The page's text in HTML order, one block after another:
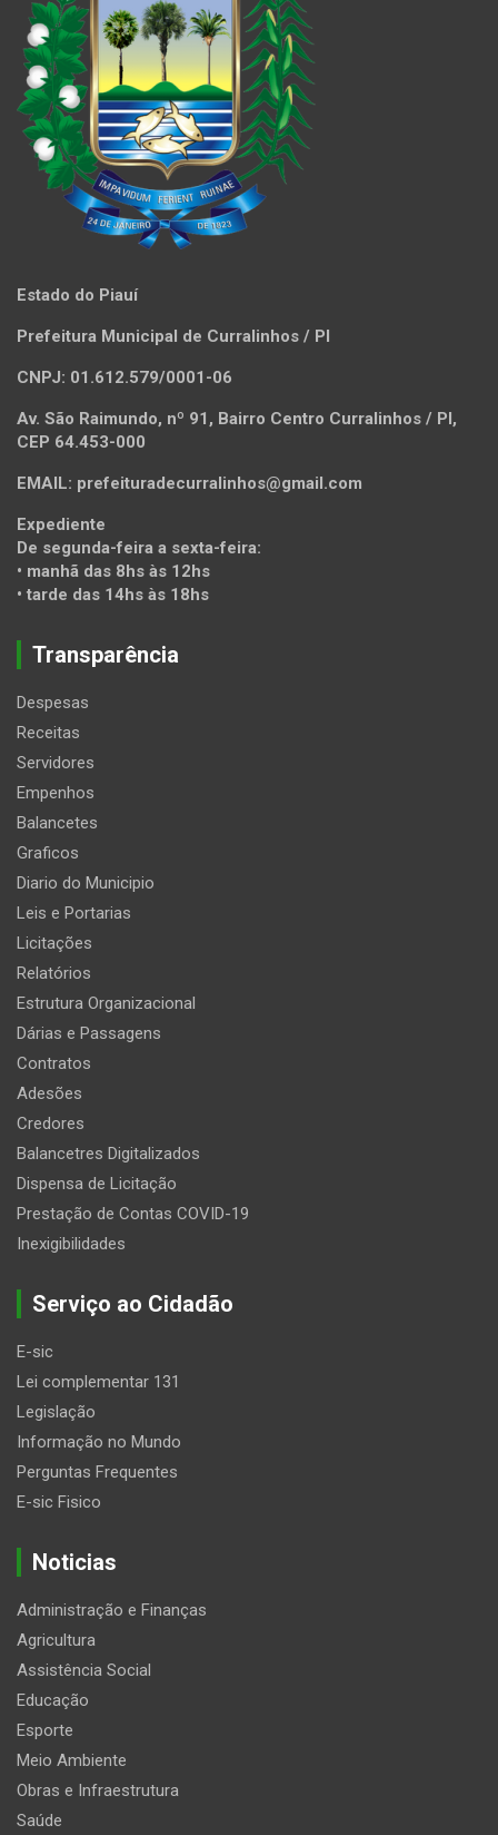
Estado do Piauí
Prefeitura Municipal de Curralinhos / PI
CNPJ: 01.612.579/0001-06
Av. São Raimundo, nº 91, Bairro Centro Curralinhos / PI,
CEP 64.453-000
EMAIL: prefeituradecurralinhos@gmail.com
Expediente
De segunda-feira a sexta-feira:
• manhã das 8hs às 12hs
• tarde das 14hs às 18hs
Transparência
Despesas
Receitas
Servidores
Empenhos
Balancetes
Graficos
Diario do Municipio
Leis e Portarias
Licitações
Relatórios
Estrutura Organizacional
Dárias e Passagens
Contratos
Adesões
Credores
Balancetres Digitalizados
Dispensa de Licitação
Prestação de Contas COVID-19
Inexigibilidades
Serviço ao Cidadão
E-sic
Lei complementar 131
Legislação
Informação no Mundo
Perguntas Frequentes
E-sic Fisico
Noticias
Administração e Finanças
Agricultura
Assistência Social
Educação
Esporte
Meio Ambiente
Obras e Infraestrutura
Saúde